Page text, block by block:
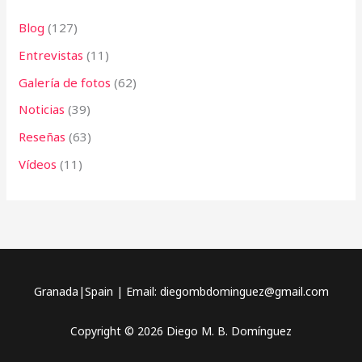
Blog (127)
Entrevistas (11)
Galería de fotos (62)
Noticias (39)
Reseñas (63)
Vídeos (11)
Granada|Spain | Email: diegombdominguez@gmail.com
Copyright © 2026 Diego M. B. Domínguez